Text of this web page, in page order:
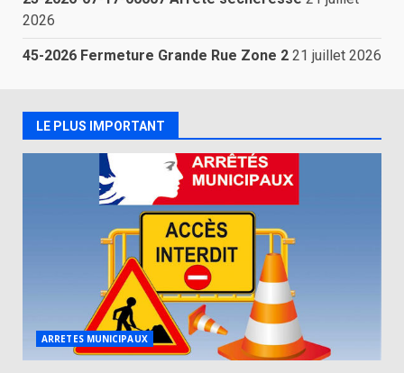
2026
45-2026 Fermeture Grande Rue Zone 2 21 juillet 2026
LE PLUS IMPORTANT
ARRETES MUNICIPAUX